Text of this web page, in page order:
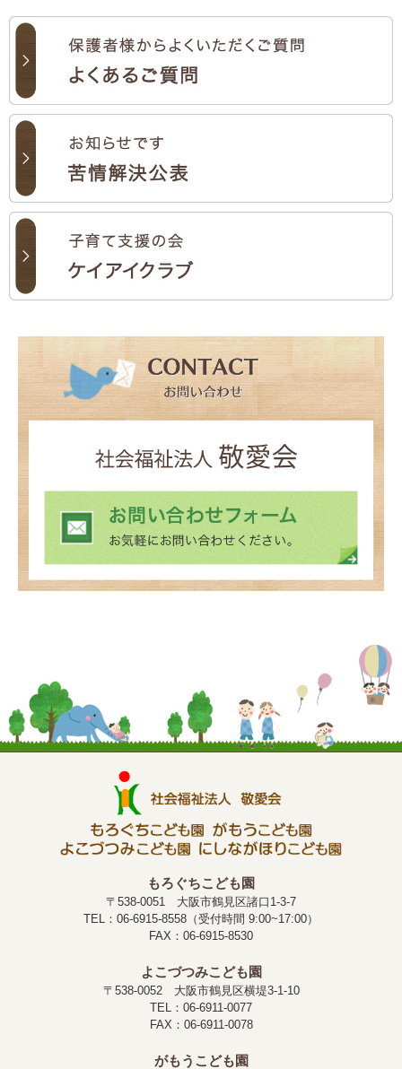
もろぐちこども園
〒538-0051 大阪市鶴見区諸口1-3-7
TEL：06-6915-8558（受付時間 9:00~17:00）
FAX：06-6915-8530
よこづつみこども園
〒538-0052 大阪市鶴見区横堤3-1-10
TEL：06-6911-0077
FAX：06-6911-0078
がもうこども園